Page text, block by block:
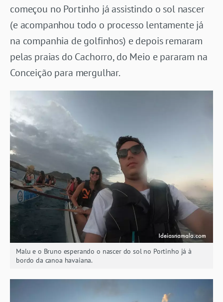
começou no Portinho já assistindo o sol nascer
(e acompanhou todo o processo lentamente já
na companhia de golfinhos) e depois remaram
pelas praias do Cachorro, do Meio e pararam na
Conceição para mergulhar.
Malu e o Bruno esperando o nascer do sol no Portinho já à
bordo da canoa havaiana.